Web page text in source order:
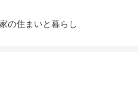
の住まいと暮らし